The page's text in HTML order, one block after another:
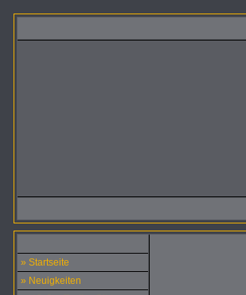
» Startseite
» Neuigkeiten